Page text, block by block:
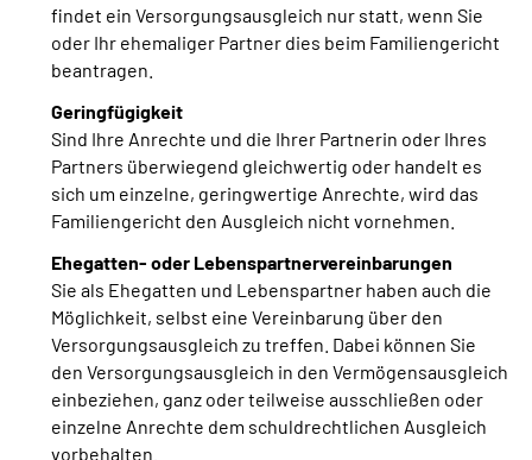
findet ein Versorgungsausgleich nur statt, wenn Sie
oder Ihr ehemaliger Partner dies beim Familiengericht
beantragen.
Geringfügigkeit
Sind Ihre Anrechte und die Ihrer Partnerin oder Ihres
Partners überwiegend gleichwertig oder handelt es
sich um einzelne, geringwertige Anrechte, wird das
Familiengericht den Ausgleich nicht vornehmen.
Ehegatten- oder Lebenspartnervereinbarungen
Sie als Ehegatten und Lebenspartner haben auch die
Möglichkeit, selbst eine Vereinbarung über den
Versorgungsausgleich zu treffen. Dabei können Sie
den Versorgungsausgleich in den Vermögensausgleich
einbeziehen, ganz oder teilweise ausschließen oder
einzelne Anrechte dem schuldrechtlichen Ausgleich
vorbehalten.